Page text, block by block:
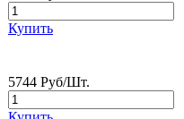
Купить
5744 Руб/Шт.